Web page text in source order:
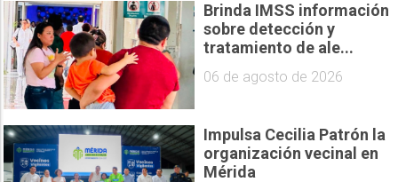
Brinda IMSS información
sobre detección y
tratamiento de ale...
06 de agosto de 2026
Impulsa Cecilia Patrón la
organización vecinal en
Mérida